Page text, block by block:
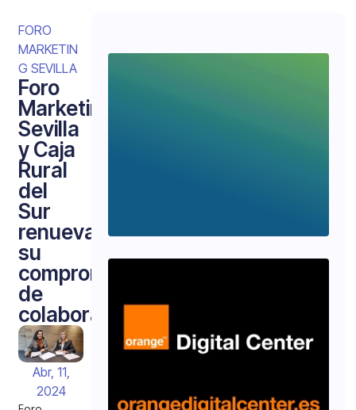
FORO
MARKETIN
G SEVILLA
Foro
Marketing
Sevilla
y Caja
Rural
del
Sur
renuevan
su
compromiso
de
colaboración
Abr, 11,
2024